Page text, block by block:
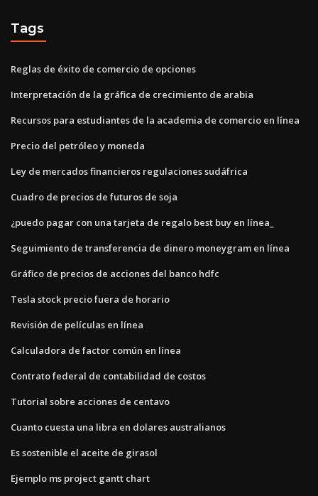
Tags
Reglas de éxito de comercio de opciones
Interpretación de la gráfica de crecimiento de arabia
Recursos para estudiantes de la academia de comercio en línea
Precio del petróleo y moneda
Ley de mercados financieros regulaciones sudáfrica
Cuadro de precios de futuros de soja
¿puedo pagar con una tarjeta de regalo best buy en línea_
Seguimiento de transferencia de dinero moneygram en línea
Gráfico de precios de acciones del banco hdfc
Tesla stock precio fuera de horario
Revisión de películas en línea
Calculadora de factor común en línea
Contrato federal de contabilidad de costos
Tutorial sobre acciones de centavo
Cuanto cuesta una libra en dolares australianos
Es sostenible el aceite de girasol
Ejemplo ms project gantt chart